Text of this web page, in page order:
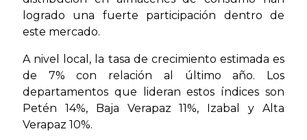
logrado una fuerte participación dentro de
este mercado.
A nivel local, la tasa de crecimiento estimada es
de 7% con relación al último año. Los
departamentos que lideran estos índices son
Petén 14%, Baja Verapaz 11%, Izabal y Alta
Verapaz 10%.